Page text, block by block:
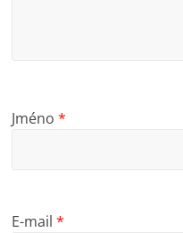
Jméno*
E-mail*